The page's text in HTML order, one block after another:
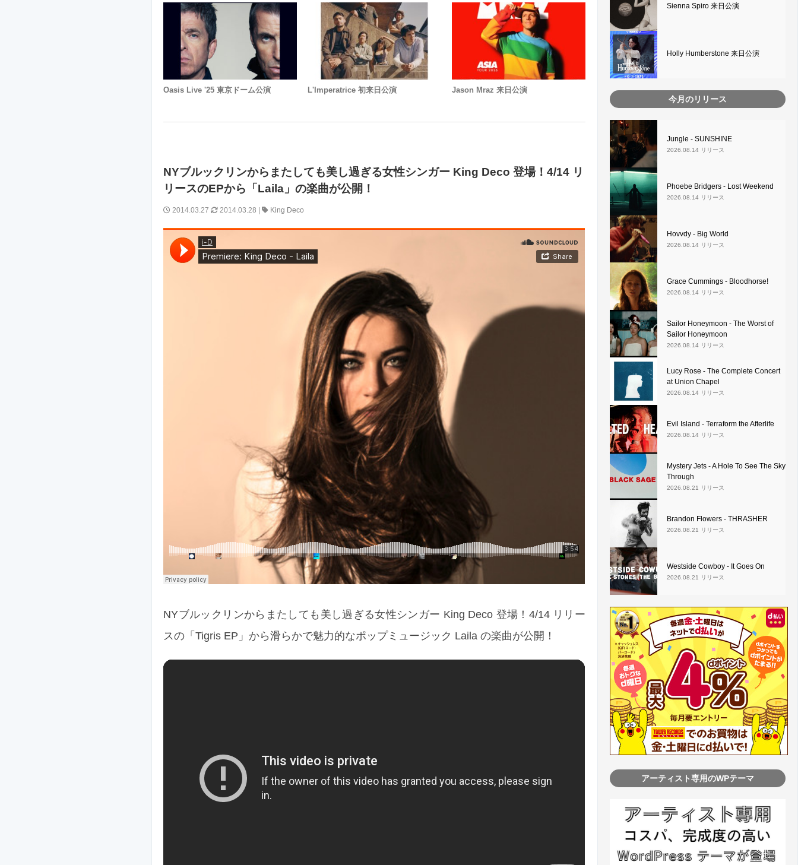
Oasis Live '25 東京ドーム公演 L'Imperatrice 初来日公演 Jason Mraz 来日公演
NYブルックリンからまたしても美し過ぎる女性シンガー King Deco 登場！4/14 リ
リースのEPから「Laila」の楽曲が公開！
2014.03.27 2014.03.28 | King Deco
NYブルックリンからまたしても美し過ぎる女性シンガー King Deco 登場！4/14 リリー
スの「Tigris EP」から滑らかで魅力的なポップミュージック Laila の楽曲が公開！
Sienna Spiro 来日公演
Holly Humberstone 来日公演
今月のリリース
Jungle - SUNSHINE
2026.08.14 リリース
Phoebe Bridgers - Lost Weekend
2026.08.14 リリース
Hovvdy - Big World
2026.08.14 リリース
Grace Cummings - Bloodhorse!
2026.08.14 リリース
Sailor Honeymoon - The Worst of
Sailor Honeymoon
2026.08.14 リリース
Lucy Rose - The Complete Concert
at Union Chapel
2026.08.14 リリース
Evil Island - Terraform the Afterlife
2026.08.14 リリース
Mystery Jets - A Hole To See The Sky
Through
2026.08.21 リリース
Brandon Flowers - THRASHER
2026.08.21 リリース
Westside Cowboy - It Goes On
2026.08.21 リリース
アーティスト専用のWPテーマ